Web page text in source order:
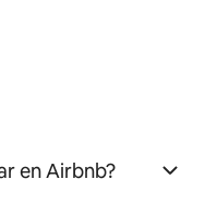
en Airbnb?